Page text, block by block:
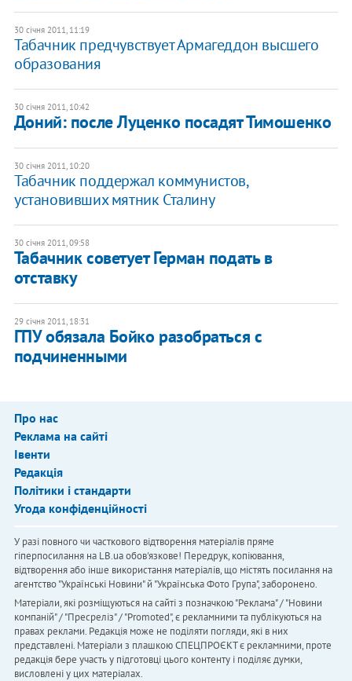
30 січня 2011, 11:19
Табачник предчувствует Армагеддон высшего
образования
30 січня 2011, 10:42
Доний: после Луценко посадят Тимошенко
30 січня 2011, 10:20
Табачник поддержал коммунистов,
установивших мятник Сталину
30 січня 2011, 09:58
Табачник советует Герман подать в
отставку
29 січня 2011, 18:31
ГПУ обязала Бойко разобраться с
подчиненными
Про нас
Реклама на сайті
Івенти
Редакція
Політики і стандарти
Угода конфіденційності
У разі повного чи часткового відтворення матеріалів пряме
гіперпосилання на LB.ua обов'язкове! Передрук, копіювання,
відтворення або інше використання матеріалів, що містять посилання на
агентство "Українськi Новини" й "Українська Фото Група", заборонено.
Матеріали, які розміщуються на сайті з позначкою "Реклама" / "Новини
компаній" / "Пресреліз" / "Promoted", є рекламними та публікуються на
правах реклами. Редакція може не поділяти погляди, які в них
представлені. Матеріали з плашкою СПЕЦПРОЄКТ є рекламними, проте
редакція бере участь у підготовці цього контенту і поділяє думки,
висловлені у цих матеріалах.